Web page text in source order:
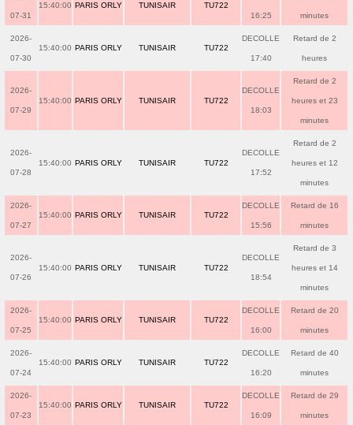
07-31
15:40:00 PARIS ORLY TUNISAIR TU722
16:25 minutes
2026-
07-30
15:40:00 PARIS ORLY TUNISAIR TU722
DECOLLE
17:40
Retard de 2
heures
2026-
07-29
15:40:00 PARIS ORLY TUNISAIR TU722
DECOLLE
18:03
Retard de 2
heures et 23
minutes
2026-
07-28
15:40:00 PARIS ORLY TUNISAIR TU722
DECOLLE
17:52
Retard de 2
heures et 12
minutes
2026-
07-27
15:40:00 PARIS ORLY TUNISAIR TU722
DECOLLE
15:56
Retard de 16
minutes
2026-
07-26
15:40:00 PARIS ORLY TUNISAIR TU722
DECOLLE
18:54
Retard de 3
heures et 14
minutes
2026-
07-25
15:40:00 PARIS ORLY TUNISAIR TU722
DECOLLE
16:00
Retard de 20
minutes
2026-
07-24
15:40:00 PARIS ORLY TUNISAIR TU722
DECOLLE
16:20
Retard de 40
minutes
2026-
07-23
15:40:00 PARIS ORLY TUNISAIR TU722
DECOLLE
16:09
Retard de 29
minutes